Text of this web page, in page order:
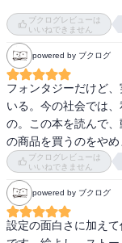
少し中弛みが気になる
全体を通して十分面白
ラストも、
ジャンプらしく綺麗に
ブクログレビューは
いいねできません
powered by ブクログ
フォンタジーだけど
いる。今の社会では
の。この本を読んで
の商品を買うのをやめ
ブクログレビューは
いいねできません
powered by ブクログ
設定の面白さに加え